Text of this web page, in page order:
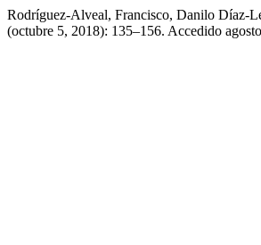
Rodríguez-Alveal, Francisco, Danilo Díaz-
(octubre 5, 2018): 135–156. Accedido